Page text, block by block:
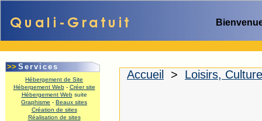
>> Services
Hébergement de Site
Hébergement Web- Créer site
Hébergement Websuite
Graphisme - Beaux sites
Création de sites
Réalisation de sites
Accueil > Loisirs,